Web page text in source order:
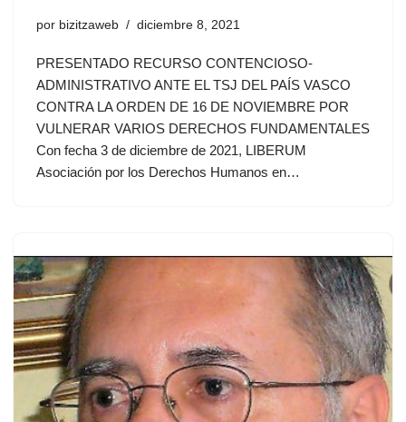
por bizitzaweb diciembre 8, 2021
PRESENTADO RECURSO CONTENCIOSO-
ADMINISTRATIVO ANTE EL TSJ DEL PAÍS VASCO
CONTRA LA ORDEN DE 16 DE NOVIEMBRE POR
VULNERAR VARIOS DERECHOS FUNDAMENTALES
Con fecha 3 de diciembre de 2021, LIBERUM
Asociación por los Derechos Humanos en…